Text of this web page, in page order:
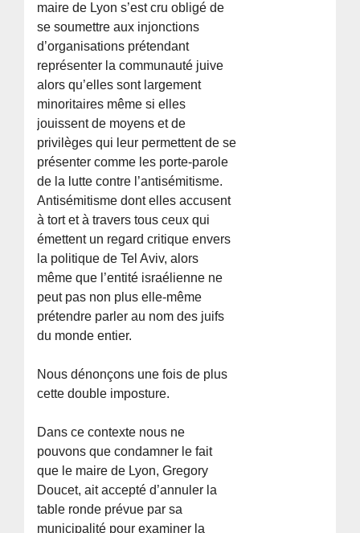
maire de Lyon s’est cru obligé de
se soumettre aux injonctions
d’organisations prétendant
représenter la communauté juive
alors qu’elles sont largement
minoritaires même si elles
jouissent de moyens et de
privilèges qui leur permettent de se
présenter comme les porte-parole
de la lutte contre l’antisémitisme.
Antisémitisme dont elles accusent
à tort et à travers tous ceux qui
émettent un regard critique envers
la politique de Tel Aviv, alors
même que l’entité israélienne ne
peut pas non plus elle-même
prétendre parler au nom des juifs
du monde entier.
Nous dénonçons une fois de plus
cette double imposture.
Dans ce contexte nous ne
pouvons que condamner le fait
que le maire de Lyon, Gregory
Doucet, ait accepté d’annuler la
table ronde prévue par sa
municipalité pour examiner la